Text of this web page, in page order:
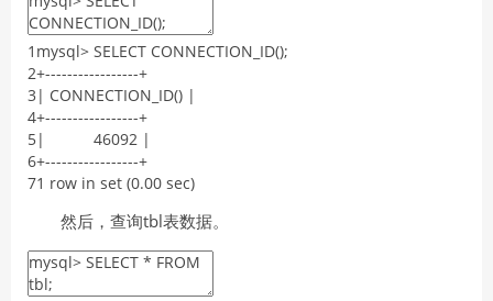
1
2
3
4
5
6
7
mysql> SELECT CONNECTION_ID();
+-----------------+
| CONNECTION_ID() |
+-----------------+
|
46092 |
+-----------------+
1 row in set (0.00 sec)
然后，查询tbl表数据。